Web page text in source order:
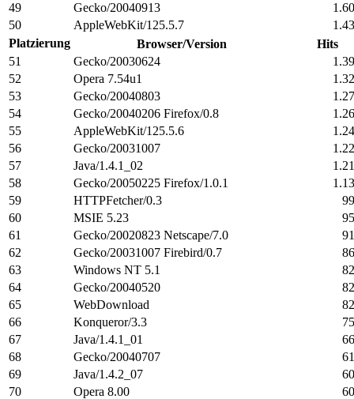
49 Gecko/20040913
50
AppleWebKit/125.5.7
Platzierung
Browser/Version
Hits
51
Gecko/20030624
52
Opera 7.54u1
53
Gecko/20040803
54
Gecko/20040206 Firefox/0.8
55
AppleWebKit/125.5.6
56
Gecko/20031007
57
Java/1.4.1_02
58
Gecko/20050225 Firefox/1.0.1
59
HTTPFetcher/0.3
60
MSIE 5.23
61
Gecko/20020823 Netscape/7.0
62
Gecko/20031007 Firebird/0.7
63
Windows NT 5.1
64
Gecko/20040520
65
WebDownload
66
Konqueror/3.3
67
Java/1.4.1_01
68
Gecko/20040707
69
Java/1.4.2_07
70
Opera 8.00